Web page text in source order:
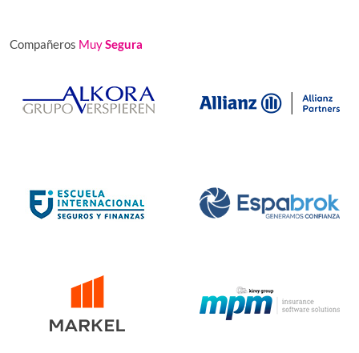
Compañeros MuySegura